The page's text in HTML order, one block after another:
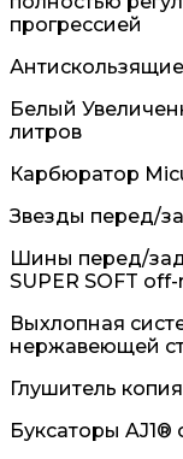
прогрессией
Белый
литров
Карбюратор
Звезды перед/
Шины перед/зад
SUPER SOFT
Выхлопная
нержавеющей
Глушитель
Буксаторы